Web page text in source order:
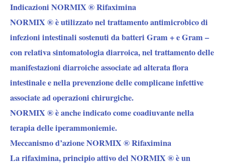
Indicazioni NORMIX ® Rifaximina
NORMIX ® è utilizzato nel trattamento antimicrobico di
infezioni intestinali sostenuti da batteri Gram + e Gram –
con relativa sintomatologia diarroica, nel trattamento delle
manifestazioni diarroiche associate ad alterata flora
intestinale e nella prevenzione delle complicane infettive
associate ad operazioni chirurgiche.
NORMIX ® è anche indicato come coadiuvante nella
terapia delle iperammoniemie.
Meccanismo d’azione NORMIX ® Rifaximina
La rifaximina, principio attivo del NORMIX ® è un